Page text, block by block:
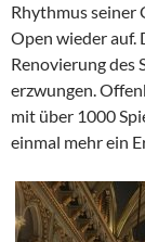
Rhythmus seiner
Open wieder auf.
Renovierung des
erzwungen.
mit über 1000
einmal mehr ein